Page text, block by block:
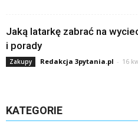
Jaką latarkę zabrać na
i porady
Zakupy Redakcja 3pytania.pl - 16
KATEGORIE